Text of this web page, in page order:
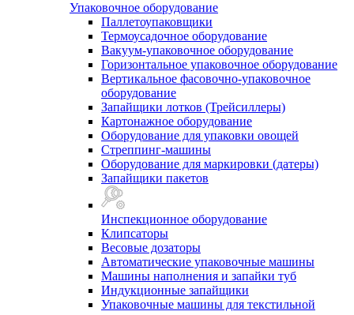
Упаковочное оборудование
Паллетоупаковщики
Термоусадочное оборудование
Вакуум-упаковочное оборудование
Горизонтальное упаковочное оборудование
Вертикальное фасовочно-упаковочное
оборудование
Запайщики лотков (Трейсиллеры)
Картонажное оборудование
Оборудование для упаковки овощей
Стреппинг-машины
Оборудование для маркировки (датеры)
Запайщики пакетов
Инспекционное оборудование
Клипсаторы
Весовые дозаторы
Автоматические упаковочные машины
Машины наполнения и запайки туб
Индукционные запайщики
Упаковочные машины для текстильной